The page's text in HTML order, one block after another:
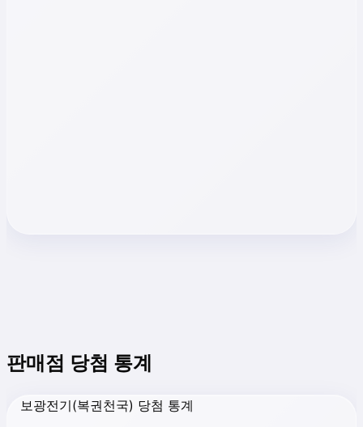
판매점 당첨 통계
보광전기(복권천국) 당첨 통계